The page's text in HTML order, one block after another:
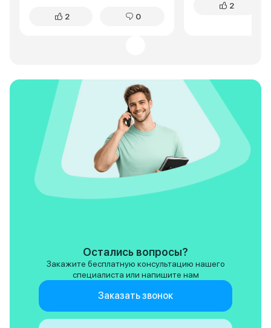
подвеска? Да, первые пару
единой поломки. Если вы, как и я,
только начинаете водить –
Cityray подарит уверенность.
2 0
кнопочек. Самое
сугробам тоже
проблем. По
посадка выше,
очень нравится,
видно дорогу. В
Cityray отличный
кроссовер. Я
довольна
Ceed конечно
основном в
2
Остались вопросы?
Закажите бесплатную консультацию нашего
специалиста или напишите нам
Заказать звонок